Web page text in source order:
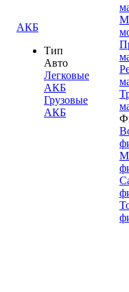
АКБ
Тип
Авто
Легковые
АКБ
Грузовые
АКБ